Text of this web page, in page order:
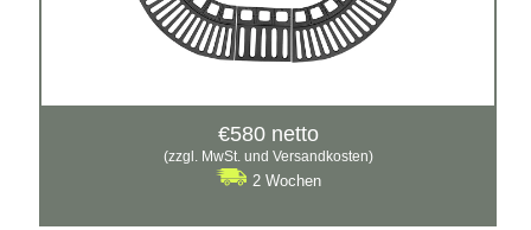
€580 netto
(zzgl. MwSt. und Versandkosten)
2 Wochen